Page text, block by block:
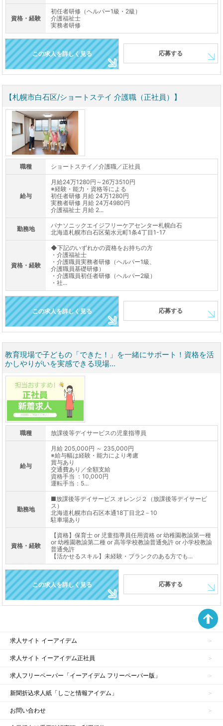
資格・経験
初任者研修（ヘルパー1級・2級）
介護福祉士
実務者研修
この求人を詳しく見る 応募する
【札幌市白石区/ショートステイ 介護職（正社員）】
職種 ショートステイ／介護職／正社員
給与
月給24万1280円～26万3510円
※経験・能力・資格等による
初任者研修 月給 24万1280円
実務者研修 月給 24万4980円
介護福祉士 月給 2...
勤務地
パナソニックエイジフリーケアセンター札幌白石
北海道札幌市白石区菊水元町1条4丁目1-17
資格・経験
◆下記のいずれかの資格をお持ちの方
・介護福祉士
・介護職員実務者研修（ヘルパー1級、
介護職員基礎研修）
・介護職員初任者研修（ヘルパー2級）
・社...
この求人を詳しく見る 応募する
教育現場で子どもの「できた！」を一緒にサポート！資格を活
かしやりがいを実感できる現場...
職種 放課後等デイサービスの児童指導員
給与
月給 205,000円 ～ 235,000円
※給与幅は経験・能力により考慮
賞与あり
交通費あり／全額支給
資格手当 ：10,000円
運転手当：5...
勤務地
■放課後等デイサービス オレンジ２（放課後等デイサービ
ス）
北海道札幌市白石区本通18丁目北2－10
駐車場あり
資格・経験
【資格】保育士 or 児童指導員任用資格 or 幼稚園教諭第一種
or 幼稚園教諭第二種 or 高等学校教諭普通免許 or 小学校教諭
普通免許
【活かせるスキル】未経験・ブランクのある方でも...
この求人を詳しく見る 応募する
求人サイト イーアイデム
求人サイト イーアイデム正社員
求人フリーペーパー「イーアイデム フリーペーパー版」
新聞折込求人紙「しごと情報アイデム」
お問い合わせ